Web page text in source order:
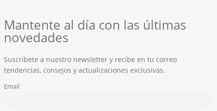
Mantente al día con las últimas
novedades
Suscríbete a nuestro newsletter y recibe en tu correo
tendencias, consejos y actualizaciones exclusivas.
Email